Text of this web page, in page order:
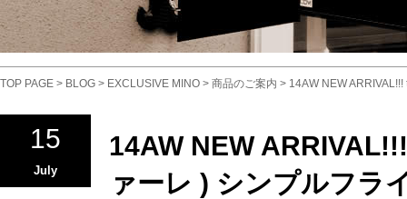
TOP PAGE > BLOG > EXCLUSIVE MINO > 商品のご案内 > 14AW NEW
15
July
14AW NEW
ァーレ ) シンプルフラ